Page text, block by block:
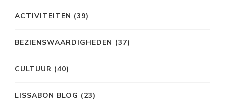
ACTIVITEITEN (39)
BEZIENSWAARDIGHEDEN (37)
CULTUUR (40)
LISSABON BLOG (23)